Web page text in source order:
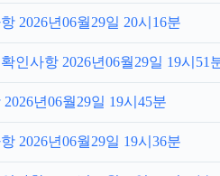
2026년06월29일 20시16분
인사항 2026년06월29일 19시51
년06월29일 19시45분
2026년06월29일 19시36분